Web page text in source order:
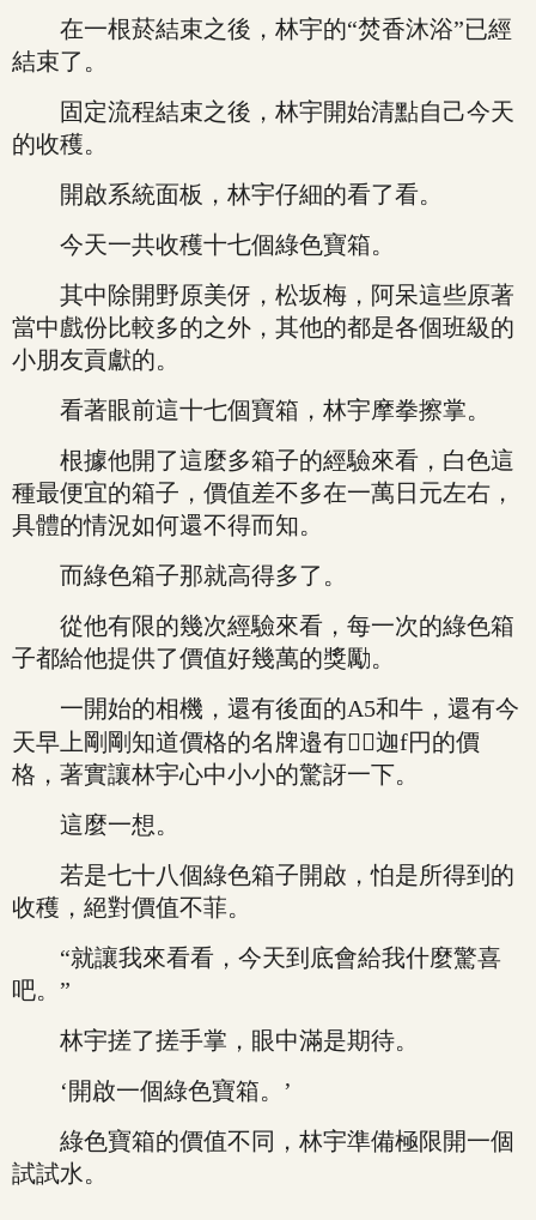
在一根菸結束之後，林宇的“焚香沐浴”已經
結束了。
固定流程結束之後，林宇開始清點自己今天
的收穫。
開啟系統面板，林宇仔細的看了看。
今天一共收穫十七個綠色寶箱。
其中除開野原美伢，松坂梅，阿呆這些原著
當中戲份比較多的之外，其他的都是各個班級的
小朋友貢獻的。
看著眼前這十七個寶箱，林宇摩拳擦掌。
根據他開了這麼多箱子的經驗來看，白色這
種最便宜的箱子，價值差不多在一萬日元左右，
具體的情況如何還不得而知。
而綠色箱子那就高得多了。
從他有限的幾次經驗來看，每一次的綠色箱
子都給他提供了價值好幾萬的獎勵。
一開始的相機，還有後面的A5和牛，還有今
天早上剛剛知道價格的名牌邉有迦f円的價
格，著實讓林宇心中小小的驚訝一下。
這麼一想。
若是七十八個綠色箱子開啟，怕是所得到的
收穫，絕對價值不菲。
“就讓我來看看，今天到底會給我什麼驚喜
吧。”
林宇搓了搓手掌，眼中滿是期待。
‘開啟一個綠色寶箱。’
綠色寶箱的價值不同，林宇準備極限開一個
試試水。